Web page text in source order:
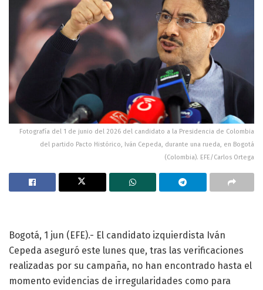
Fotografía del 1 de junio del 2026 del candidato a la Presidencia de Colombia
del partido Pacto Histórico, Iván Cepeda, durante una rueda, en Bogotá
(Colombia). EFE/Carlos Ortega
Bogotá, 1 jun (EFE).- El candidato izquierdista Iván
Cepeda aseguró este lunes que, tras las verificaciones
realizadas por su campaña, no han encontrado hasta el
momento evidencias de irregularidades como para